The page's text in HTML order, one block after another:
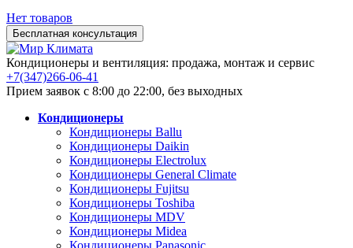
Нет товаров
Бесплатная консультация
Кондиционеры и вентиляция: продажа, монтаж и сервис
+7(347)266-06-41
Прием заявок с 8:00 до 22:00, без выходных
Кондиционеры
Кондиционеры Ballu
Кондиционеры Daikin
Кондиционеры Electrolux
Кондиционеры General Climate
Кондиционеры Fujitsu
Кондиционеры Toshiba
Кондиционеры MDV
Кондиционеры Midea
Кондиционеры Panasonic